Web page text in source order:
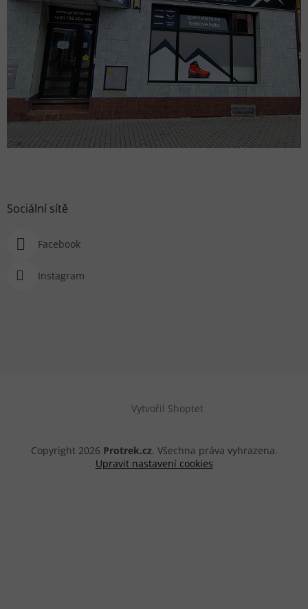
Sociální sítě
Facebook
Instagram
Vytvořil Shoptet
Copyright 2026 Protrek.cz. Všechna práva vyhrazena.
Upravit nastavení cookies